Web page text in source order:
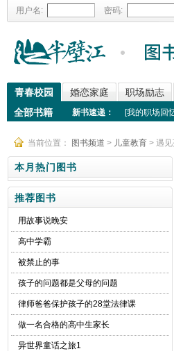
用户名: 密码:
青春校园 婚恋家庭 职场励志
全部书籍
新书速递： [我的职场回
当前位置： 图书频道 > 儿童教育 > 遇
本月热门图书
推荐图书
用故事说晚安
高中学霸
被禁止的事
孩子的问题都是父母的问题
律师爸爸保护孩子的28堂法律课
做一名合格的高中生家长
异世界童话之旅1